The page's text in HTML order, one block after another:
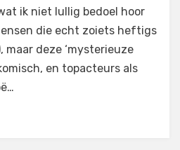
ik niet lullig bedoel hoor
die echt zoiets heftigs
maar deze ‘mysterieuze
en topacteurs als